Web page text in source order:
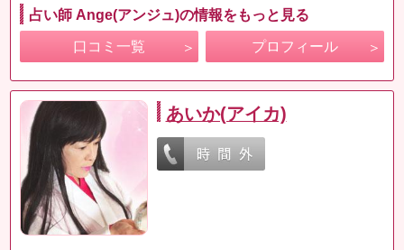
占い師 Ange(アンジュ)の情報をもっと見る
口コミ一覧 プロフィール
あいか(アイカ)